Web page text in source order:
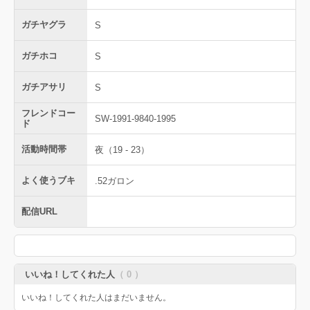
ガチヤグラ S
ガチホコ S
ガチアサリ S
フレンドコー
ド
SW-1991-9840-1995
活動時間帯 夜（19 - 23）
よく使うブキ .52ガロン
配信URL
いいね！してくれた人 （ 0 ）
いいね！してくれた人はまだいません。